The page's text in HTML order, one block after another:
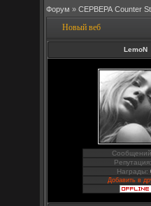
Форум » СЕРВЕРА Counter
Новый веб
LemoN
Репутация:
Награды:
Добавить в